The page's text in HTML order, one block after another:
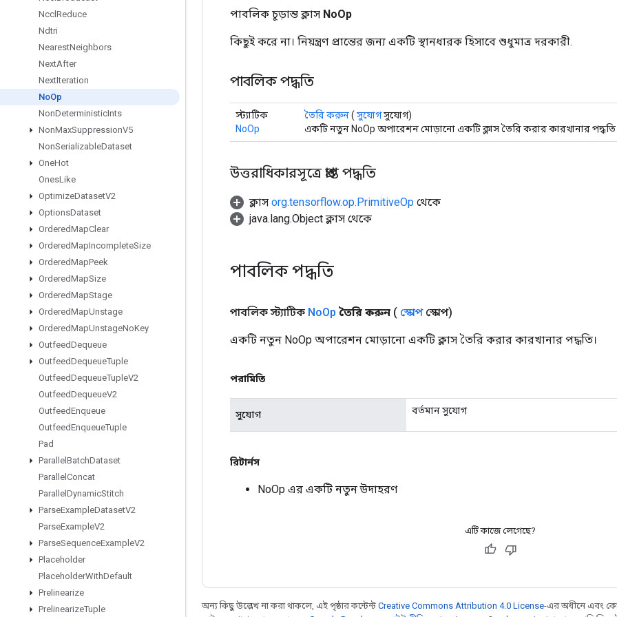
Nccl Reduce
Ndtri
NearestNeighbors
NextAfter
NextIteration
NoOp
NonDeterministicInts
NonMaxSuppressionV5
NonSerializableDataset
OneHot
OnesLike
OptimizeDatasetV2
OptionsDataset
OrderedMapClear
OrderedMapIncompleteSize
OrderedMapPeek
OrderedMapSize
OrderedMapStage
OrderedMapUnstage
OrderedMapUnstageNoKey
OutfeedDequeue
OutfeedDequeueTuple
OutfeedDequeueTupleV2
OutfeedDequeueV2
OutfeedEnqueue
OutfeedEnqueueTuple
Pad
Parallel BatchDataset
Parallel Concat
Parallel DynamicStitch
ParseExampleDatasetV2
ParseExampleV2
ParseSequenceExampleV2
Placeholder
PlaceholderWithDefault
Prelinearize
PrelinearizeTuple
পাবলিক চূড়ান্ত ক্লাস NoOp
কিছুই করে না। নিয়ন্ত্রণ প্রান্তের জন্য একটি স্থানধারক হিসাবে শুধুমাত্র দরকারী.
পাবলিক পদ্ধতি
স্ট্যাটিক
NoOp
তৈরি করুন( সুযোগসুযোগ)
একটি নতুন NoOp অপারেশন মোড়ানো একটি ক্লাস তৈরি করার কারখানার
উত্তরাধিকারসূত্রে প্রাপ্ত পদ্ধতি
ক্লাস org.tensorflow.op.PrimitiveOp থেকে
java.lang.Object ক্লাস থেকে
পাবলিক পদ্ধতি
পাবলিক স্ট্যাটিক NoOp তৈরি করুন ( স্কোপস্কোপ)
একটি নতুন NoOp অপারেশন মোড়ানো একটি ক্লাস তৈরি করার কারখানার পদ্ধতি।
পরামিতি
সুযোগ বর্তমান সুযোগ
রিটার্নস
NoOp এর একটি নতুন উদাহরণ
এটি কাজে লেগেছে?
অন্য কিছু উল্লেখ না করা থাকলে, এই পৃষ্ঠার কন্টেন্ট Creative Commons Attribution 4.0 License-এর অধীনে এবং